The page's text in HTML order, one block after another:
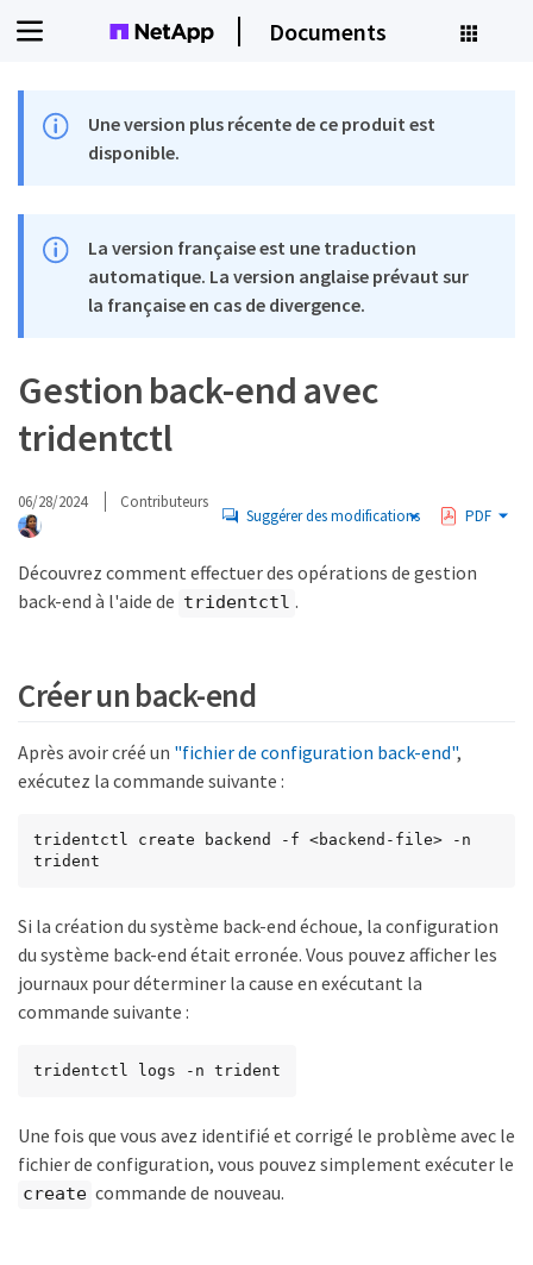
Documents
Une version plus récente de ce produit est
disponible.
La version française est une traduction
automatique. La version anglaise prévaut sur
la française en cas de divergence.
Gestion back-end avec
tridentctl
06/28/2024 Contributeurs
Suggérer des modifications PDF
Découvrez comment effectuer des opérations de gestion
back-end à l'aide de tridentctl .
Créer un back-end
Après avoir créé un "fichier de configuration back-end",
exécutez la commande suivante :
tridentctl create backend -f <backend-file> -n
trident
Si la création du système back-end échoue, la configuration
du système back-end était erronée. Vous pouvez afficher les
journaux pour déterminer la cause en exécutant la
commande suivante :
tridentctl logs -n trident
Une fois que vous avez identifié et corrigé le problème avec le
fichier de configuration, vous pouvez simplement exécuter le
create commande de nouveau.